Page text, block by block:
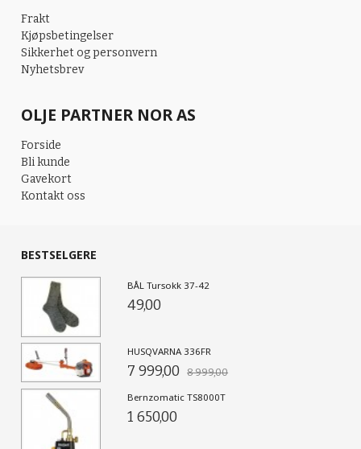
Frakt
Kjøpsbetingelser
Sikkerhet og personvern
Nyhetsbrev
OLJE PARTNER NOR AS
Forside
Bli kunde
Gavekort
Kontakt oss
BESTSELGERE
BÅL Tursokk 37-42
49,00
HUSQVARNA 336FR
7 999,00 8 999,00
Bernzomatic TS8000T
1 650,00